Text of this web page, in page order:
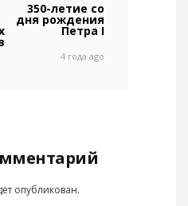
350-летие со
дня рождения
Петра I
4 года ago
опубликован.